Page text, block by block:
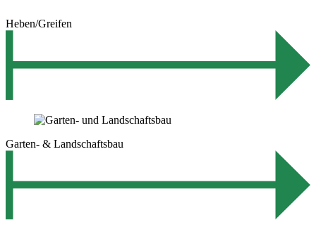
Heben/Greifen
Garten- & Landschaftsbau